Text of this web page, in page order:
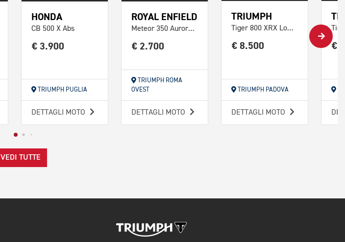
HONDA
CB 500 X Abs
€ 3.900
TRIUMPH PUGLIA
DETTAGLI MOTO
ROYAL ENFIELD
Meteor 350 Aurora Abs E5
€ 2.700
TRIUMPH ROMA
OVEST
DETTAGLI MOTO
TRIUMPH
Tiger 800 XRX Low Abs
€ 8.500
TRIUMPH PADOVA
DETTAGLI MOTO
€
VEDI TUTTE